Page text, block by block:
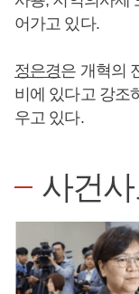
어가고 있다.
정은경은 개혁의
비에 있다고 강조
우고 있다.
사건